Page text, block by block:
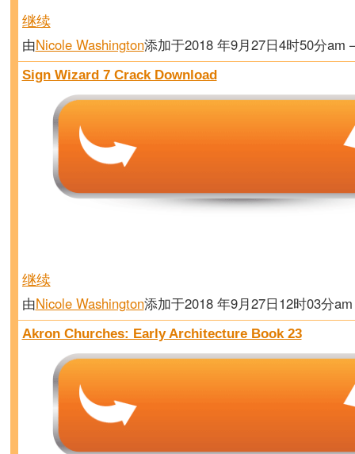
继续
由Nicole Washington添加于2018 年9月27日4时50分
Sign Wizard 7 Crack Download
继续
由Nicole Washington添加于2018 年9月27日12时03分
Akron Churches: Early Architecture Book 23